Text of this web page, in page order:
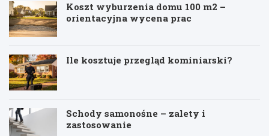
Koszt wyburzenia domu 100 m2 –
orientacyjna wycena prac
Ile kosztuje przegląd kominiarski?
Schody samonośne – zalety i
zastosowanie